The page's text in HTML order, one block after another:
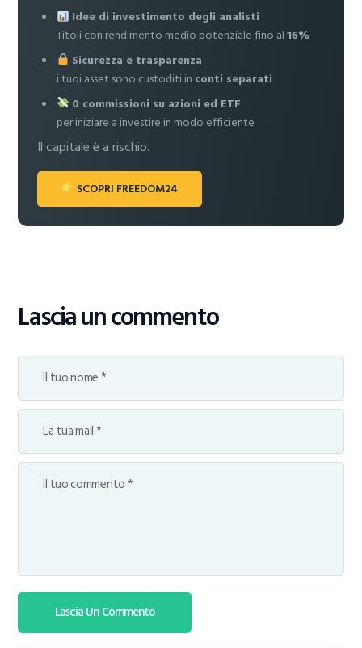
Idee di investimento degli analisti
Titoli con rendimento medio potenziale fino al16%
Sicurezza e trasparenza
i tuoi asset sono custoditi in conti separati
0 commissioni su azioni ed ETF
per iniziare a investire in modo efficiente
Il capitale è a rischio.
SCOPRI FREEDOM24
Lascia un commento